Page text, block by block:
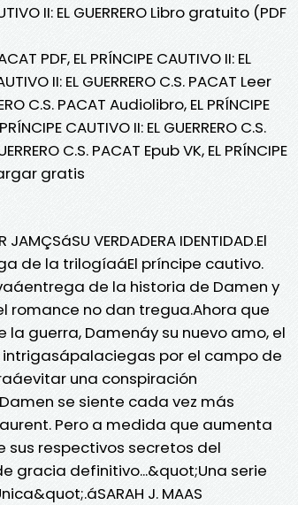
II: EL GUERRERO Libro gratuito (PDF
PDF, EL PRÍNCIPE CAUTIVO II: EL
II: EL GUERRERO C.S. PACAT Leer
C.S. PACAT Audiolibro, EL PRÍNCIPE
CAUTIVO II: EL GUERRERO C.S.
C.S. PACAT Epub VK, EL PRÍNCIPE
gratis
JAMÇSáSU VERDADERA IDENTIDAD.El
de la trilogíaáEl príncipe cautivo.
de la historia de Damen y
romance no dan tregua.Ahora que
guerra, Damenáy su nuevo amo, el
por el campo de
una conspiración
se siente cada vez más
Pero a medida que aumenta
sus respectivos secretos del
gracia definitivo...&quot;Una serie
J. MAAS